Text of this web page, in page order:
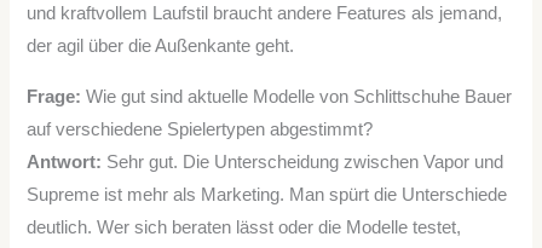
und kraftvollem Laufstil braucht andere Features als jemand,
der agil über die Außenkante geht.
Frage: Wie gut sind aktuelle Modelle von Schlittschuhe Bauer
auf verschiedene Spielertypen abgestimmt?
Antwort: Sehr gut. Die Unterscheidung zwischen Vapor und
Supreme ist mehr als Marketing. Man spürt die Unterschiede
deutlich. Wer sich beraten lässt oder die Modelle testet,